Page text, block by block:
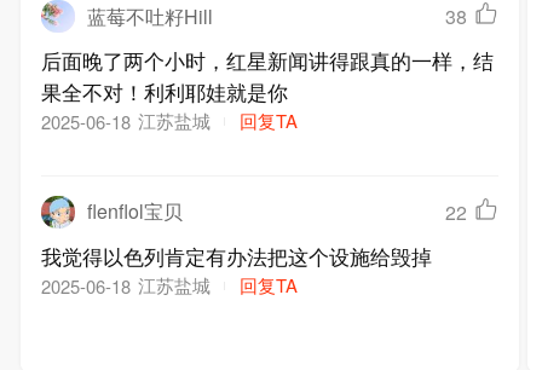
蓝莓不吐籽Hill 38
后面晚了两个小时，红星新闻讲得跟真的一样，结
果全不对！利利耶娃就是你
2025-06-18 江苏盐城 回复TA
flenflol宝贝 22
我觉得以色列肯定有办法把这个设施给毁掉
2025-06-18 江苏盐城 回复TA